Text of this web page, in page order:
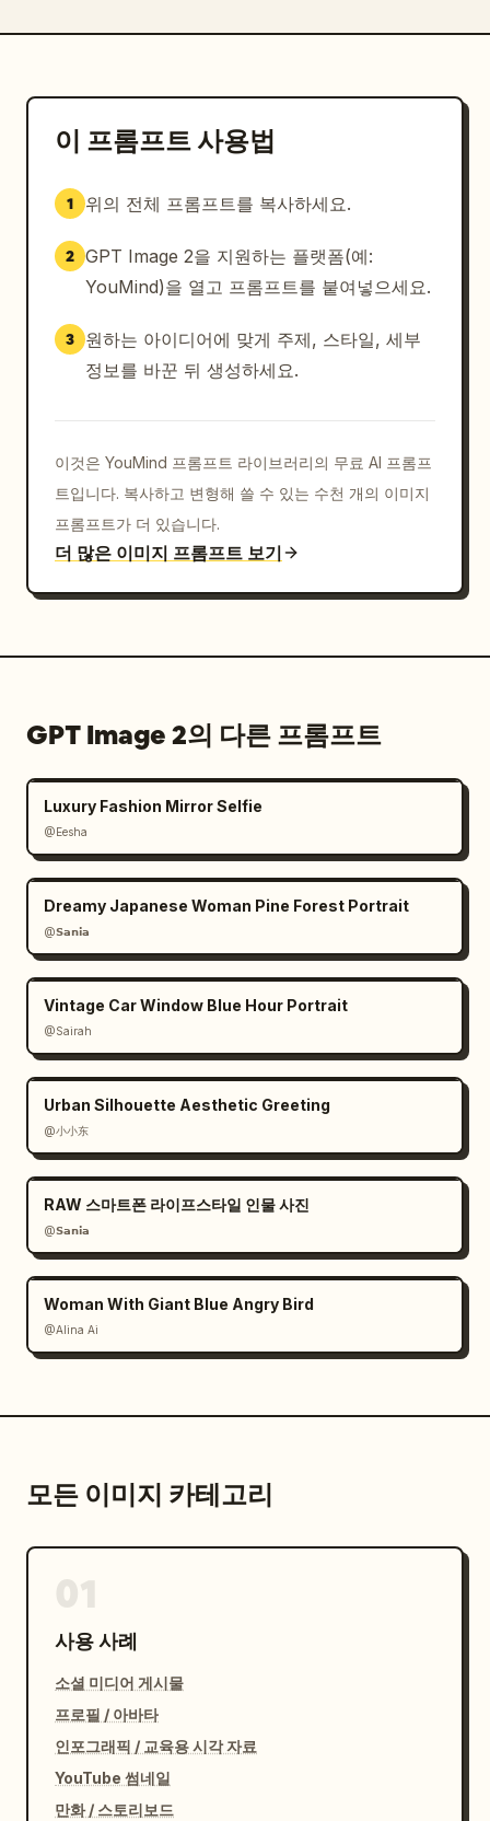
이 프롬프트 사용법
1 위의 전체 프롬프트를 복사하세요.
2 GPT Image 2을 지원하는 플랫폼(예:
YouMind)을 열고 프롬프트를 붙여넣으세요.
3
원하는 아이디어에 맞게 주제, 스타일, 세부
정보를 바꾼 뒤 생성하세요.
이것은 YouMind 프롬프트 라이브러리의 무료 AI 프롬프
트입니다. 복사하고 변형해 쓸 수 있는 수천 개의 이미지
프롬프트가 더 있습니다.
더 많은 이미지 프롬프트 보기
GPT Image 2의 다른 프롬프트
Luxury Fashion Mirror Selfie
@Eesha
Dreamy Japanese Woman Pine Forest Portrait
@𝗦𝗮𝗻𝗶𝗮
Vintage Car Window Blue Hour Portrait
@Sairah
Urban Silhouette Aesthetic Greeting
@小小东
RAW 스마트폰 라이프스타일 인물 사진
@𝗦𝗮𝗻𝗶𝗮
Woman With Giant Blue Angry Bird
@Alina Ai
모든 이미지 카테고리
사용 사례
소셜 미디어 게시물
프로필 / 아바타
인포그래픽 / 교육용 시각 자료
YouTube 썸네일
만화 / 스토리보드